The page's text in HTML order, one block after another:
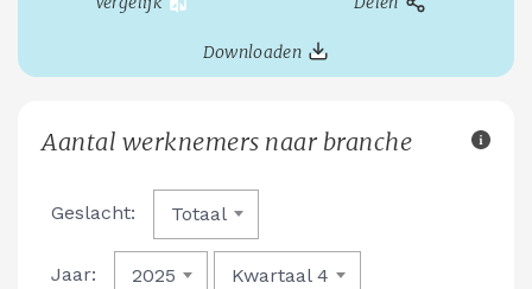
Downloaden
Aantal werknemers naar branche